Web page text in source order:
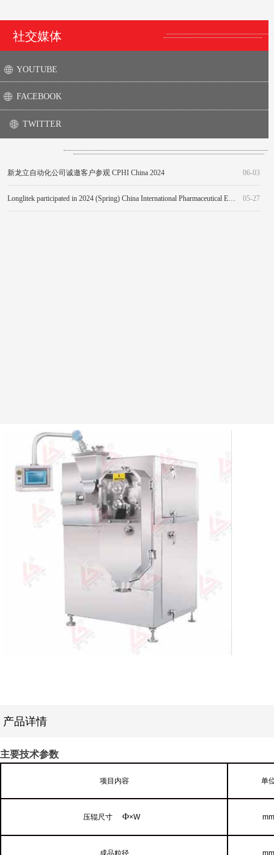
社交媒体
ꄓ YOUTUBE
ꄓ FACEBOOK
ꄓ TWITTER
06-03
新龙立自动化公司诚邀客户参观 CPHI China 2024
05-27
产品详情
主要技术参数
项目内容 单
压辊尺寸 Φ×W mm
成品粒径 mm